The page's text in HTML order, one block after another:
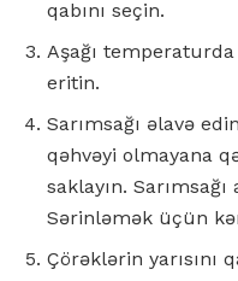
qabını seçin.
Aşağı
eritin.
Sarımsağı əlavə
qəhvəyi olmayana
saklayın.
Sərinləmək üçün
Çörəklərin yarısını